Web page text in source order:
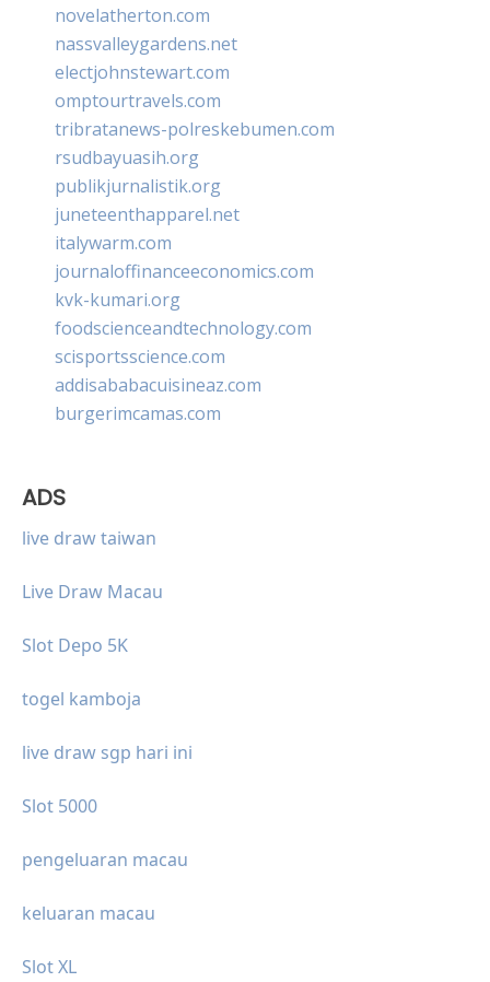
novelatherton.com
nassvalleygardens.net
electjohnstewart.com
omptourtravels.com
tribratanews-polreskebumen.com
rsudbayuasih.org
publikjurnalistik.org
juneteenthapparel.net
italywarm.com
journaloffinanceeconomics.com
kvk-kumari.org
foodscienceandtechnology.com
scisportsscience.com
addisababacuisineaz.com
burgerimcamas.com
ADS
live draw taiwan
Live Draw Macau
Slot Depo 5K
togel kamboja
live draw sgp hari ini
Slot 5000
pengeluaran macau
keluaran macau
Slot XL